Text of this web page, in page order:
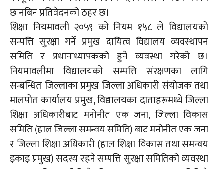
छानबिन प्रतिवेदनको ठहर छ।
शिक्षा नियमावली २०५९ को नियम १५८ ले विद्यालयको
सम्पत्ति सुरक्षा गर्ने प्रमुख दायित्व विद्यालय व्यवस्थापन
समिति र प्रधानाध्यापकको हुने व्यवस्था गरेको छ।
नियमावलीमा विद्यालयको सम्पत्ति संरक्षणका लागि
सम्बन्धित जिल्लाका प्रमुख जिल्ला अधिकारी संयोजक तथा
मालपोत कार्यालय प्रमुख, विद्यालयकादाताहरूमध्येजिल्ला
शिक्षा अधिकारीबाट मनोनीत एक जना, जिल्ला विकास
समिति (हालजिल्ला समन्वयसमिति)बाट मनोनीत एक जना
र जिल्ला शिक्षा अधिकारी (हालशिक्षा विकास तथा समन्वय
इकाइप्रमुख)सदस्य रहने सम्पत्ति सुरक्षा समितिको व्यवस्था